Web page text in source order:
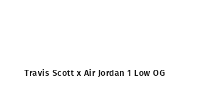
ᲤᲐᲡᲓᲐᲙᲚᲔᲑᲐ
Travis Scott x Air Jordan 1 Low OG